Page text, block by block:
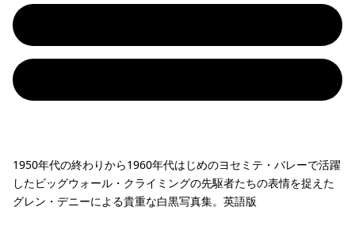
1950年代の終わりから1960年代はじめのヨセミテ・バレーで活躍
したビッグウォール・クライミングの先駆者たちの表情を捉えた
グレン・デニーによる貴重な白黒写真集。英語版